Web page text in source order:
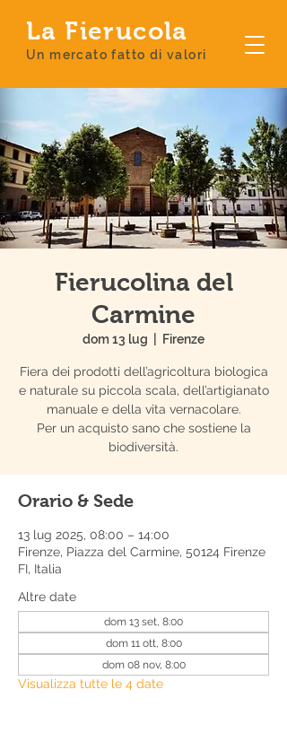
La Fierucola
Un mercato fatto di valori
Fierucolina del
Carmine
dom 13 lug Firenze
Fiera dei prodotti dell’agricoltura biologica
e naturale su piccola scala, dell’artigianato
manuale e della vita vernacolare.
Per un acquisto sano che sostiene la
biodiversità.
Orario & Sede
13 lug 2025, 08:00 – 14:00
Firenze, Piazza del Carmine, 50124 Firenze
FI, Italia
Altre date
dom 13 set, 8:00
dom 11 ott, 8:00
dom 08 nov, 8:00
Visualizza tutte le 4 date